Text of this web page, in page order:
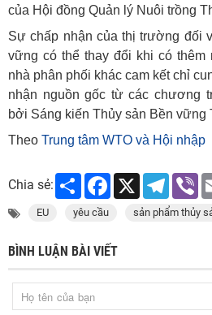
của Hội đồng Quản lý Nuôi trồng
Sự chấp nhận của thị trường đối
vững có thể thay đổi khi có thêm
nhà phân phối khác cam kết chỉ
nhận nguồn gốc từ các chương
bởi Sáng kiến Thủy sản Bền vững
Theo Trung tâm WTO và Hội nhập
Chia sẻ: Share Facebook
X
EU yêu cầu sản phẩm thủy
BÌNH LUẬN BÀI VIẾT